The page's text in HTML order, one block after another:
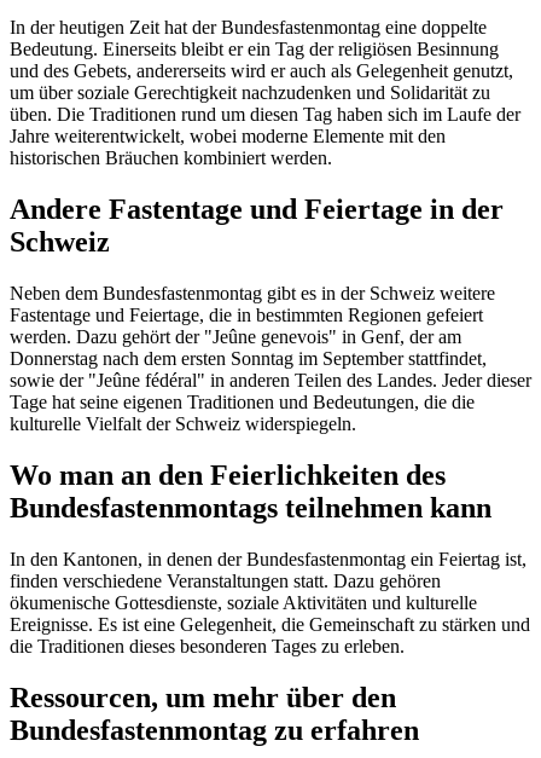
In der heutigen Zeit hat der Bundesfastenmontag eine doppelte
Bedeutung. Einerseits bleibt er ein Tag der religiösen Besinnung
und des Gebets, andererseits wird er auch als Gelegenheit genutzt,
um über soziale Gerechtigkeit nachzudenken und Solidarität zu
üben. Die Traditionen rund um diesen Tag haben sich im Laufe der
Jahre weiterentwickelt, wobei moderne Elemente mit den
historischen Bräuchen kombiniert werden.
Andere Fastentage und Feiertage in der
Schweiz
Neben dem Bundesfastenmontag gibt es in der Schweiz weitere
Fastentage und Feiertage, die in bestimmten Regionen gefeiert
werden. Dazu gehört der "Jeûne genevois" in Genf, der am
Donnerstag nach dem ersten Sonntag im September stattfindet,
sowie der "Jeûne fédéral" in anderen Teilen des Landes. Jeder dieser
Tage hat seine eigenen Traditionen und Bedeutungen, die die
kulturelle Vielfalt der Schweiz widerspiegeln.
Wo man an den Feierlichkeiten des
Bundesfastenmontags teilnehmen kann
In den Kantonen, in denen der Bundesfastenmontag ein Feiertag ist,
finden verschiedene Veranstaltungen statt. Dazu gehören
ökumenische Gottesdienste, soziale Aktivitäten und kulturelle
Ereignisse. Es ist eine Gelegenheit, die Gemeinschaft zu stärken und
die Traditionen dieses besonderen Tages zu erleben.
Ressourcen, um mehr über den
Bundesfastenmontag zu erfahren